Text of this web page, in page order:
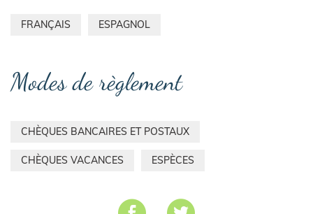
FRANÇAIS ESPAGNOL
Modes de règlement
CHÈQUES BANCAIRES ET POSTAUX
CHÈQUES VACANCES ESPÈCES